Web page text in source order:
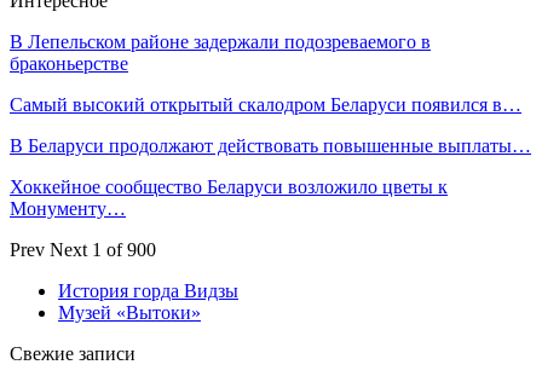
В Лепельском районе задержали подозреваемого в
браконьерстве
Самый высокий открытый скалодром Беларуси появился в…
В Беларуси продолжают действовать повышенные выплаты…
Хоккейное сообщество Беларуси возложило цветы к
Монументу…
Prev Next 1 of 900
История горда Видзы
Музей «Вытоки»
Свежие записи